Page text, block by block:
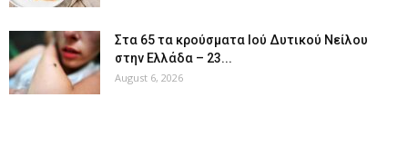
Στα 65 τα κρούσματα Ιού Δυτικού Νείλου
στην Ελλάδα – 23...
August 6, 2026